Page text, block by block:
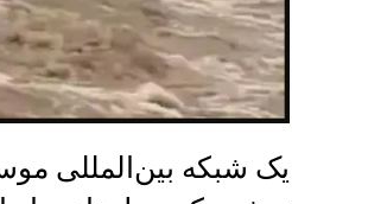
یک شبکه بین‌المللی